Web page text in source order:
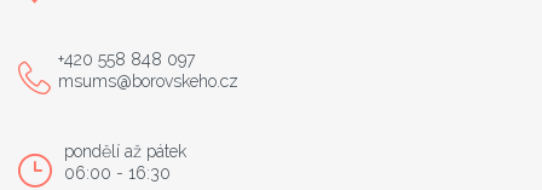
+420 558 848 097
msums@borovskeho.cz
pondělí až pátek
06:00 - 16:30